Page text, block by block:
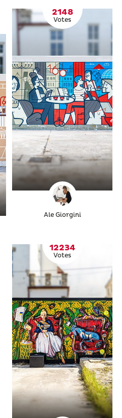
2148
Votes
Ale Giorgini
12234
Votes